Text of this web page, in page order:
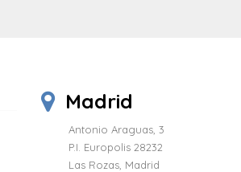
Madrid
Antonio Araguas, 3
P.I. Europolis 28232
Las Rozas, Madrid